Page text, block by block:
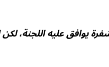
يوافق عليه اللجنة،